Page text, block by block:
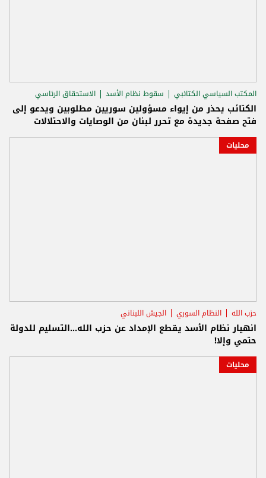
المكتب السياسي الكتائبي سقوط نظام الأسد الاستحقاق الرئاسي
الكتائب يحذر من إيواء مسؤولين سوريين مطلوبين ويدعو إلى
فتح صفحة جديدة مع تحرر لبنان من الوصايات والاحتلالات
محليات
حزب الله النظام السوري الجيش اللبناني
انهيار نظام الأسد يقطع الإمداد عن حزب الله...التسليم للدولة
حتمي وإلا!
محليات